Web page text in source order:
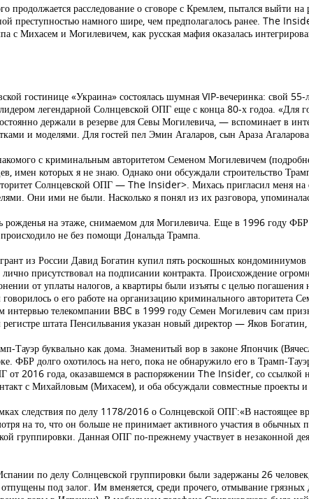
продолжается расследование о сговоре с Кремлем, пытался выйти
преступностью намного шире, чем предполагалось ранее. The
с Михасем и Могилевичем, как русская мафия оказалась
гостинице «Украина» состоялась шумная VIP-вечеринка: свой
легендарной Солнцевской ОПГ еще с конца 80-х годоа.
держали в резерве для Севы Могилевича, — вспоминает в
и моделями. Для гостей пел Эмин Агаларов, сын Араза
с криминальным авторитетом Семеном Могилевичем
имен которых я не знаю. Однако они обсуждали строительство
Солнцевской ОПГ — The Insider>. Михась пригласил меня на
Они ими не были. Насколько я понял из их разговора,
рожденья на этаже, снимаемом для Могилевича. Еще в 1996 году
не без помощи Дональда Трампа.
из России Давид Богатин купил пять роскошных
присутствовал на подписании контракта. Происхождение
от уплаты налогов, а квартиры были изъяты с целью погашения
о его работе на организацию криминального авторитета
интервью телекомпании BBC в 1999 году Семен Могилевич сам
штата Пенсильвания указан новый директор — Яков Богатин,
Тауэр буквально как дома. Знаменитый вор в законе Япончик
ФБР долго охотилось на него, пока не обнаружило его в Трамп-
2016 года, оказавшемся в распоряжении The Insider, со ссылкой
с Михайловым (Михасем), и оба обсуждали совместные проекты
следствия по делу 1178/2016 о Солнцевской ОПГ:«В
на то, что он больше не принимает активного участия в обычных
группировки. Данная ОПГ по-прежнему участвует в незаконной
по делу Солнцевской группировки были задержаны 26
под залог. Им вменяется, среди прочего, отмывание